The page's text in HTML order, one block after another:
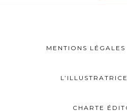
MENTIONS LÉGALES
CHARTE